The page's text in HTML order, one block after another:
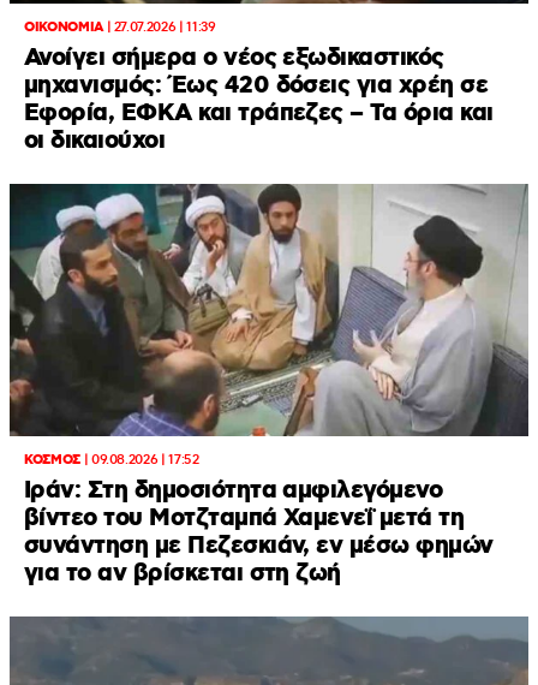
ΟΙΚΟΝΟΜΙΑ| 27.07.2026 | 11:39
Ανοίγει σήμερα ο νέος εξωδικαστικός
μηχανισμός: Έως 420 δόσεις για χρέη σε
Εφορία, ΕΦΚΑ και τράπεζες – Τα όρια και
οι δικαιούχοι
ΚΟΣΜΟΣ| 09.08.2026 | 17:52
Ιράν: Στη δημοσιότητα αμφιλεγόμενο
βίντεο του Μοτζταμπά Χαμενεΐ μετά τη
συνάντηση με Πεζεσκιάν, εν μέσω φημών
για το αν βρίσκεται στη ζωή